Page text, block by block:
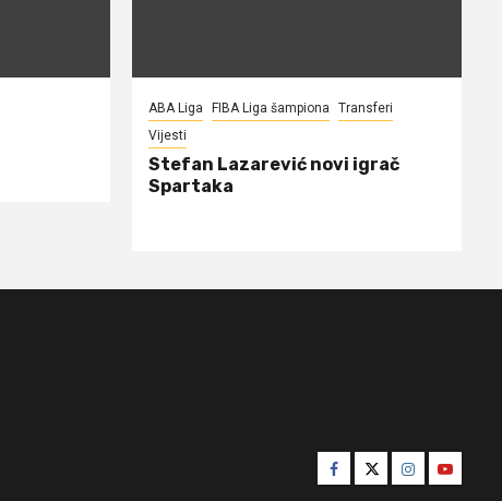
ABA Liga FIBA Liga šampiona
Transferi
Vijesti
Stefan Lazarević novi igrač
Spartaka
Facebook
TwitterInstagram
Youtube